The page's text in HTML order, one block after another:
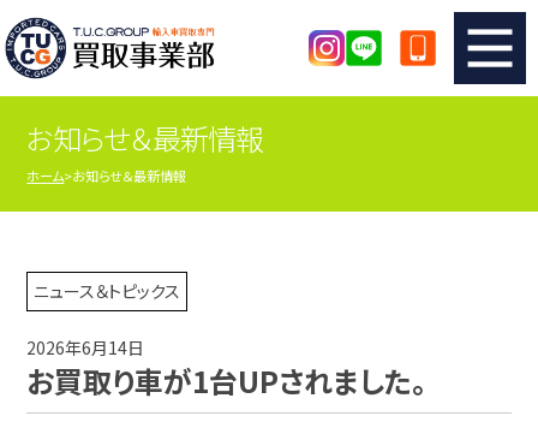
TUCのカンタン査定
査定の注意事項 メーカー別査定フォーム
TUCの買取実績
店舗紹介
お知らせ＆最新情報
ホーム お知らせ＆最新情報
ニュース＆トピックス
2026年6月14日
お買取り車が1台UPされました。